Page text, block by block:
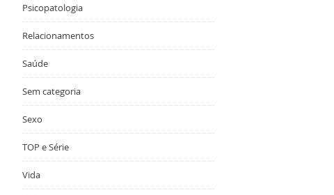
Psicopatologia
Relacionamentos
Saúde
Sem categoria
Sexo
TOP e Série
Vida